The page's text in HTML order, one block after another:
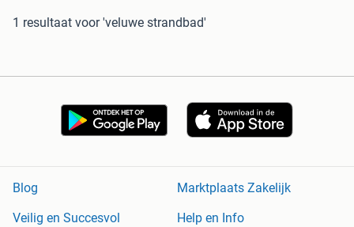
1 resultaat voor 'veluwe strandbad'
Blog
Marktplaats Zakelijk
Veilig en Succesvol
Help en Info